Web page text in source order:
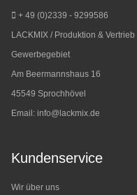
+ 49 (0)2339 - 9299586
LACKMIX / Produktion & Vertrieb
Gewerbegebiet
Am Beermannshaus 16
45549 Sprochhövel
Email: info@lackmix.de
Kundenservice
Wir über uns